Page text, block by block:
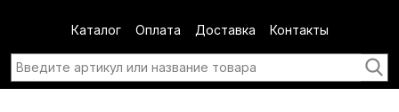
Каталог Оплата Доставка Контакты